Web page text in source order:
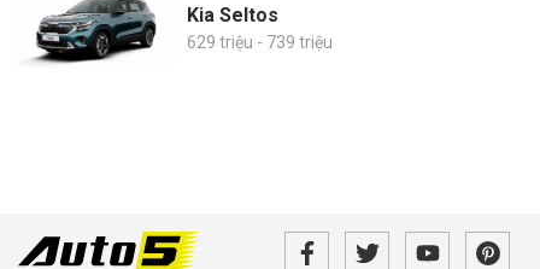
Kia Seltos
629 triệu - 739 triệu